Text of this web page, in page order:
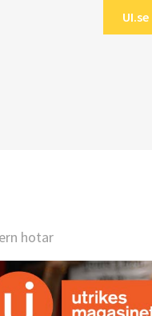
UI.se
hotar